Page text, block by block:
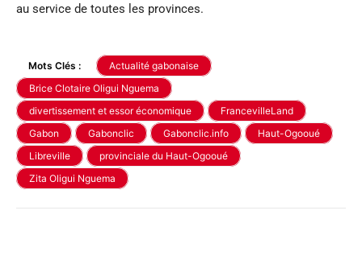
au service de toutes les provinces.
Mots Clés :
Actualité gabonaise
Brice Clotaire Oligui Nguema
divertissement et essor économique
FrancevilleLand
Gabon
Gabonclic Gabonclic.info
Haut-Ogooué
Libreville
provinciale du Haut-Ogooué
Zita Oligui Nguema